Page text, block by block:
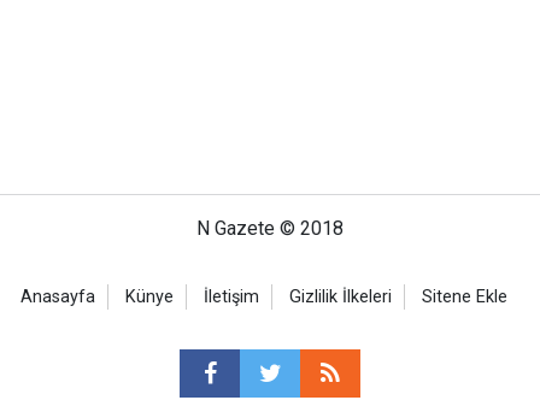
N Gazete © 2018
Anasayfa Künye İletişim Gizlilik İlkeleri Sitene Ekle